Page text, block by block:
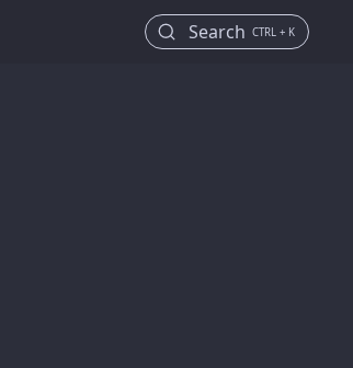
Search CTRL + K